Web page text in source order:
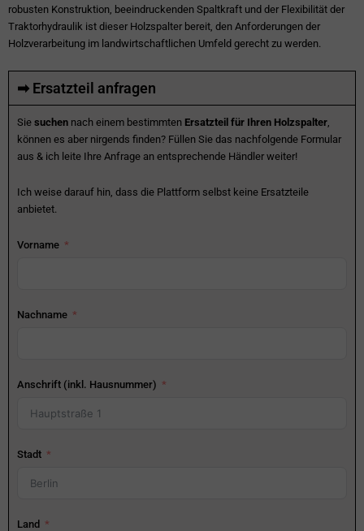
robusten Konstruktion, beeindruckenden Spaltkraft und der Flexibilität der
Traktorhydraulik ist dieser Holzspalter bereit, den Anforderungen der
Holzverarbeitung im landwirtschaftlichen Umfeld gerecht zu werden.
➡ Ersatzteil anfragen
Sie suchen nach einem bestimmten Ersatzteil für Ihren Holzspalter,
können es aber nirgends finden? Füllen Sie das nachfolgende Formular
aus & ich leite Ihre Anfrage an entsprechende Händler weiter!
Ich weise darauf hin, dass die Plattform selbst keine Ersatzteile
anbietet.
Vorname
Nachname
Anschrift (inkl. Hausnummer)
Stadt
Land